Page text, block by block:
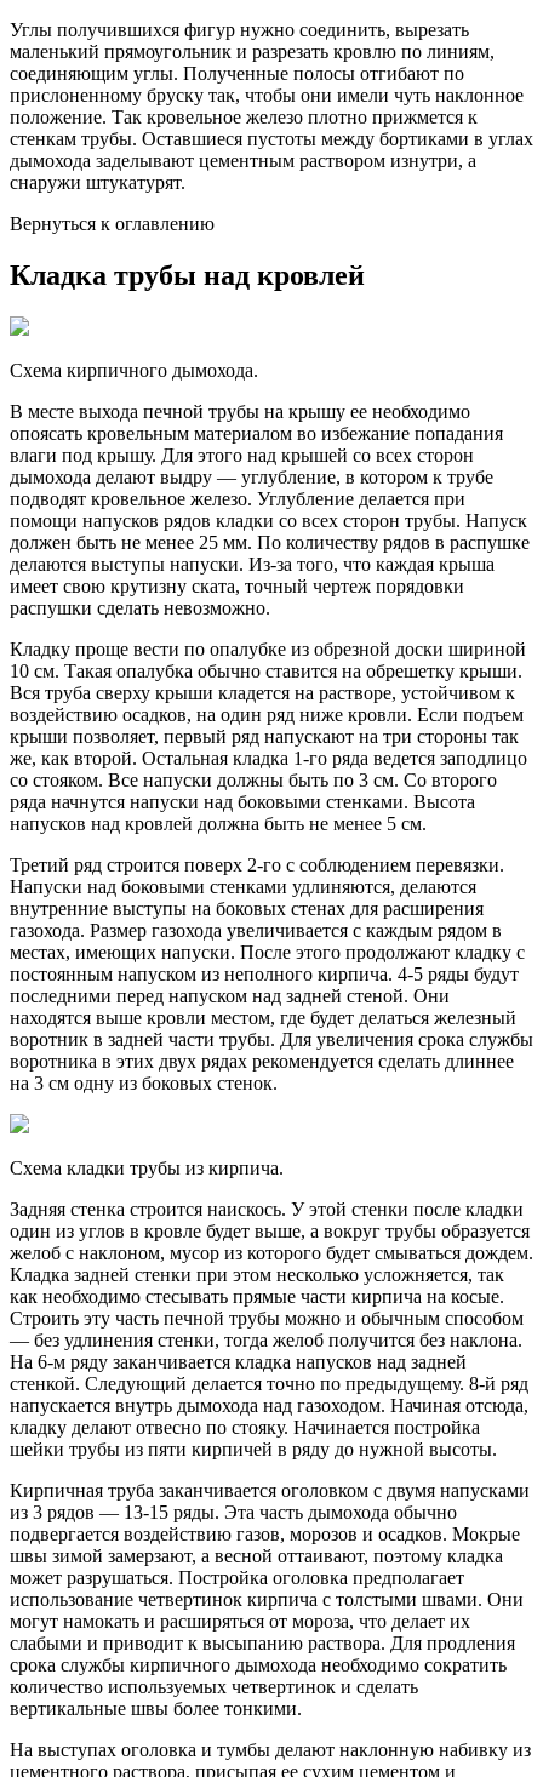
Углы получившихся фигур нужно соединить, вырезать
маленький прямоугольник и разрезать кровлю по линиям,
соединяющим углы. Полученные полосы отгибают по
прислоненному бруску так, чтобы они имели чуть наклонное
положение. Так кровельное железо плотно прижмется к
стенкам трубы. Оставшиеся пустоты между бортиками в углах
дымохода заделывают цементным раствором изнутри, а
снаружи штукатурят.
Вернуться к оглавлению
Кладка трубы над кровлей
Схема кирпичного дымохода.
В месте выхода печной трубы на крышу ее необходимо
опоясать кровельным материалом во избежание попадания
влаги под крышу. Для этого над крышей со всех сторон
дымохода делают выдру — углубление, в котором к трубе
подводят кровельное железо. Углубление делается при
помощи напусков рядов кладки со всех сторон трубы. Напуск
должен быть не менее 25 мм. По количеству рядов в распушке
делаются выступы напуски. Из-за того, что каждая крыша
имеет свою крутизну ската, точный чертеж порядовки
распушки сделать невозможно.
Кладку проще вести по опалубке из обрезной доски шириной
10 см. Такая опалубка обычно ставится на обрешетку крыши.
Вся труба сверху крыши кладется на растворе, устойчивом к
воздействию осадков, на один ряд ниже кровли. Если подъем
крыши позволяет, первый ряд напускают на три стороны так
же, как второй. Остальная кладка 1-го ряда ведется заподлицо
со стояком. Все напуски должны быть по 3 см. Со второго
ряда начнутся напуски над боковыми стенками. Высота
напусков над кровлей должна быть не менее 5 см.
Третий ряд строится поверх 2-го с соблюдением перевязки.
Напуски над боковыми стенками удлиняются, делаются
внутренние выступы на боковых стенах для расширения
газохода. Размер газохода увеличивается с каждым рядом в
местах, имеющих напуски. После этого продолжают кладку с
постоянным напуском из неполного кирпича. 4-5 ряды будут
последними перед напуском над задней стеной. Они
находятся выше кровли местом, где будет делаться железный
воротник в задней части трубы. Для увеличения срока службы
воротника в этих двух рядах рекомендуется сделать длиннее
на 3 см одну из боковых стенок.
Схема кладки трубы из кирпича.
Задняя стенка строится наискось. У этой стенки после кладки
один из углов в кровле будет выше, а вокруг трубы образуется
желоб с наклоном, мусор из которого будет смываться дождем.
Кладка задней стенки при этом несколько усложняется, так
как необходимо стесывать прямые части кирпича на косые.
Строить эту часть печной трубы можно и обычным способом
— без удлинения стенки, тогда желоб получится без наклона.
На 6-м ряду заканчивается кладка напусков над задней
стенкой. Следующий делается точно по предыдущему. 8-й ряд
напускается внутрь дымохода над газоходом. Начиная отсюда,
кладку делают отвесно по стояку. Начинается постройка
шейки трубы из пяти кирпичей в ряду до нужной высоты.
Кирпичная труба заканчивается оголовком с двумя напусками
из 3 рядов — 13-15 ряды. Эта часть дымохода обычно
подвергается воздействию газов, морозов и осадков. Мокрые
швы зимой замерзают, а весной оттаивают, поэтому кладка
может разрушаться. Постройка оголовка предполагает
использование четвертинок кирпича с толстыми швами. Они
могут намокать и расширяться от мороза, что делает их
слабыми и приводит к высыпанию раствора. Для продления
срока службы кирпичного дымохода необходимо сократить
количество используемых четвертинок и сделать
вертикальные швы более тонкими.
На выступах оголовка и тумбы делают наклонную набивку из
цементного раствора, присыпая ее сухим цементом и